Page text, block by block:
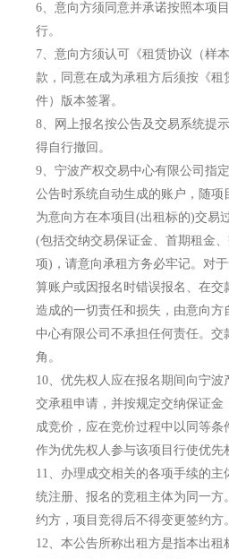
6、 意向方须同意并承诺按照本项
行。
7、 意向方须认可《租赁协议（样
款，同意在成为承租方后须按《租
件）版本签署。
8、
网上报名按公告及交易系统提
得自行撤回。
9、 宁波产权交易中心有限公司指
公告时系统自动生成的账户，随项
为意向方在本项目(出租标的)交易
(包括交纳交易保证金、首期租金
项)，请意向承租方务必牢记。对
算账户或因报名时错误报名、在交
造成的一切责任和损失，由意向方
中心有限公司不承担任何责任。交
角。
10、 优先权人应在报名期间向宁波
交承租申请，并按规定交纳保证金
成竞价，应在竞价过程中以同等
作为优先权人参与该项目行使优先
11、 办理成交相关的各项手续的
统注册、报名的竞租主体为同一方
约方，项目竞得后不得变更签约方。
12、 本公告所称出租方是指本出租